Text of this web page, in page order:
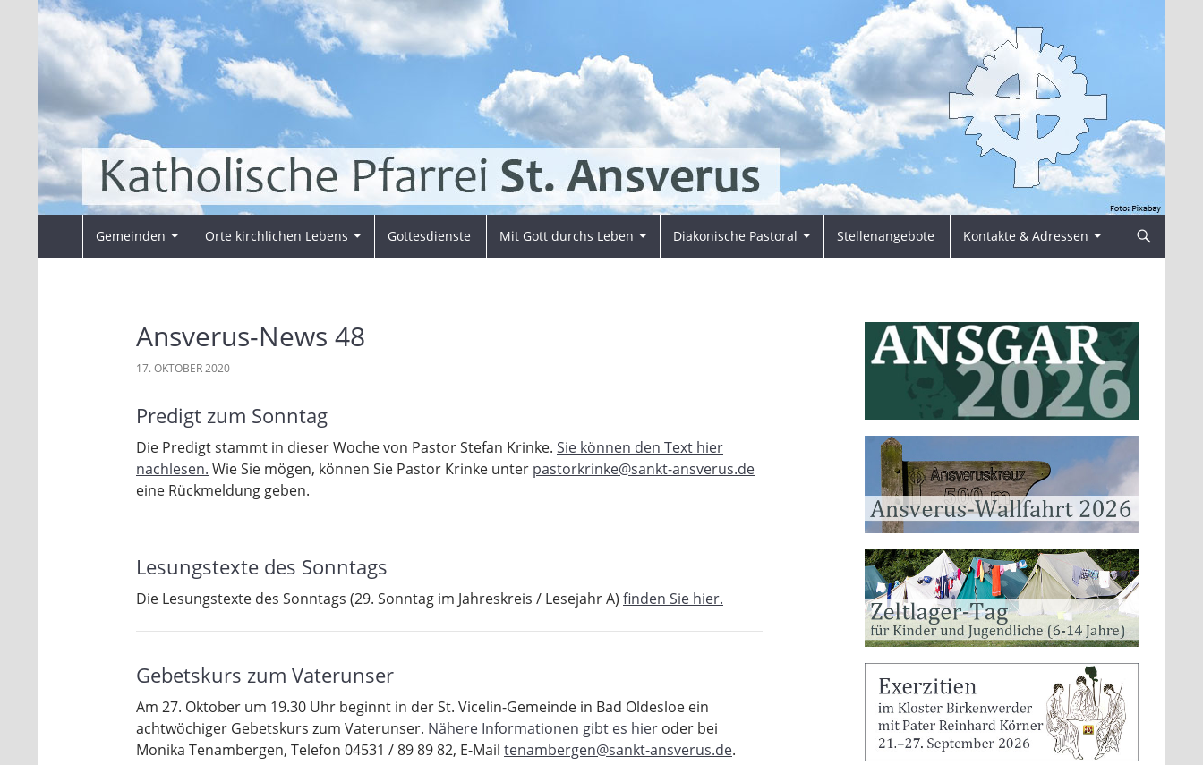
springen
Pfarrei Sankt Ansverus
Gemeinden Orte kirchlichen Lebens Gottesdienste Mit Gott durchs Leben Diakonische Pastoral Stellenangebote Kontakte & Adressen
Ansverus-News 48
17. OKTOBER 2020
Predigt zum Sonntag
Die Predigt stammt in dieser Woche von Pastor Stefan Krinke. Sie können den Text hier
nachlesen. Wie Sie mögen, können Sie Pastor Krinke unter pastorkrinke@sankt-ansverus.de
eine Rückmeldung geben.
Lesungstexte des Sonntags
Die Lesungstexte des Sonntags (29. Sonntag im Jahreskreis / Lesejahr A) finden Sie hier.
Gebetskurs zum Vaterunser
Am 27. Oktober um 19.30 Uhr beginnt in der St. Vicelin-Gemeinde in Bad Oldesloe ein
achtwöchiger Gebetskurs zum Vaterunser. Nähere Informationen gibt es hier oder bei
Monika Tenambergen, Telefon 04531 / 89 89 82, E-Mail tenambergen@sankt-ansverus.de.